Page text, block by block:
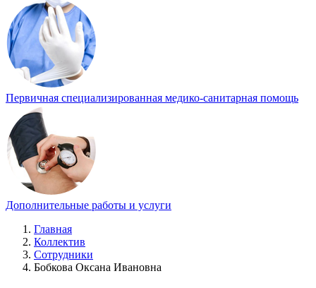
Первичная специализированная медико-санитарная помощь
Дополнительные работы и услуги
Главная
Коллектив
Сотрудники
Бобкова Оксана Ивановна